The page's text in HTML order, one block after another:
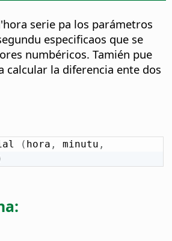
serie pa los parámetros
especificaos que se
numbéricos. Tamién pue
calcular la diferencia ente dos
( hora , minutu ,